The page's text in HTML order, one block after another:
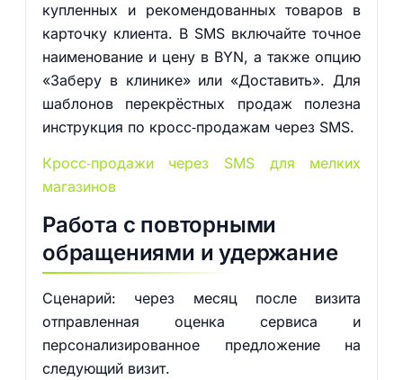
купленных и рекомендованных товаров в
карточку клиента. В SMS включайте точное
наименование и цену в BYN, а также опцию
«Заберу в клинике» или «Доставить». Для
шаблонов перекрёстных продаж полезна
инструкция по кросс‑продажам через SMS.
Кросс‑продажи через SMS для мелких
магазинов
Работа с повторными
обращениями и удержание
Сценарий: через месяц после визита
отправленная оценка сервиса и
персонализированное предложение на
следующий визит.